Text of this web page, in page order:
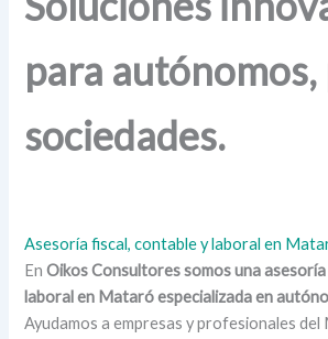
para autónomos,
sociedades.
Asesoría fiscal, contable y laboral en
EnOikos Consultores somos una
laboral en Mataró especializada en
Ayudamos a empresas y profesionales del